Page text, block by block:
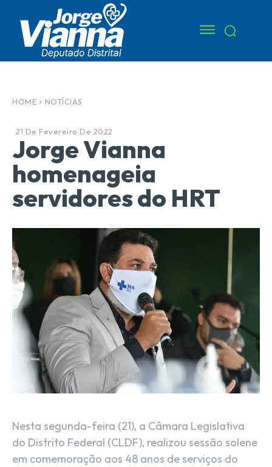
HOME NOTÍCIAS
21 De Fevereiro De 2022
Jorge Vianna
homenageia
servidores do HRT
Nesta segunda-feira (21), a Câmara Legislativa
do Distrito Federal (CLDF), realizou sessão solene
em comemoração aos 48 anos de serviços do